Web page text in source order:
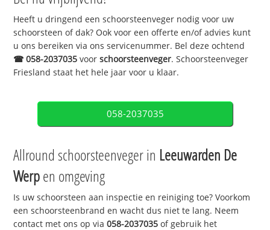
Heeft u dringend een schoorsteenveger nodig voor uw
schoorsteen of dak? Ook voor een offerte en/of advies kunt
u ons bereiken via ons servicenummer. Bel deze ochtend
☎058-2037035 voorschoorsteenveger. Schoorsteenveger
Friesland staat het hele jaar voor u klaar.
058-2037035
Allround schoorsteenveger in Leeuwarden De
Werpen omgeving
Is uw schoorsteen aan inspectie en reiniging toe? Voorkom
een schoorsteenbrand en wacht dus niet te lang. Neem
contact met ons op via058-2037035 of gebruik het